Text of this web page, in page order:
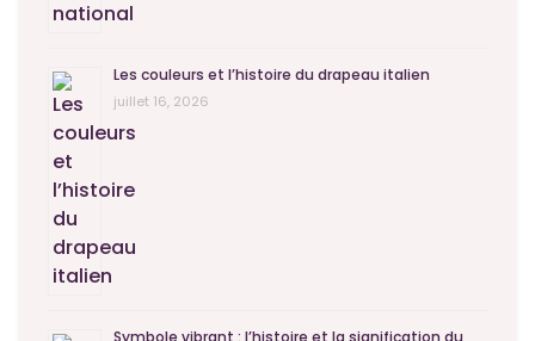
Les couleurs et l’histoire du drapeau italien
juillet 16, 2026
Symbole vibrant : l’histoire et la signification du